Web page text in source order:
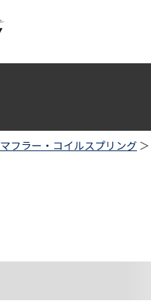
マフラー・コイルスプリング ＞